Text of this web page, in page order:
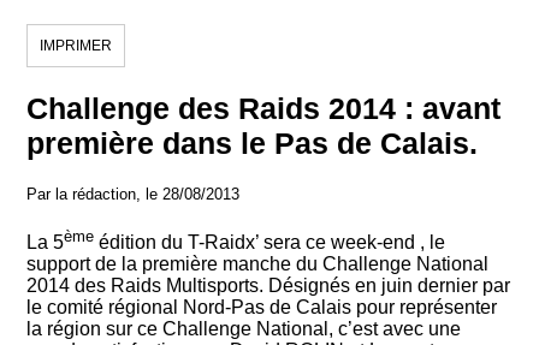
IMPRIMER
Challenge des Raids 2014 : avant
première dans le Pas de Calais.
Par la rédaction, le 28/08/2013
La 5ème édition du T-Raidx’ sera ce week-end , le
support de la première manche du Challenge National
2014 des Raids Multisports. Désignés en juin dernier par
le comité régional Nord-Pas de Calais pour représenter
la région sur ce Challenge National, c’est avec une